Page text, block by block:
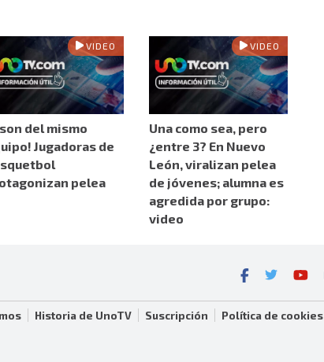
VIDEO
son del mismo
Jugadoras de
pelea
VIDEO
Una como sea, pero
¿entre 3? En Nuevo
León, viralizan pelea
de jóvenes; alumna es
agredida por grupo:
video
Historia de UnoTV Suscripción
Política de cookies